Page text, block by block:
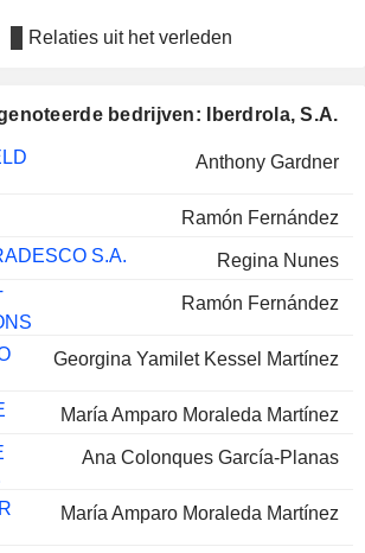
Relaties uit het verleden
bedrijven: Iberdrola, S.A.
Anthony Gardner
Ramón Fernández
S.A.
Regina Nunes
Ramón Fernández
Georgina Yamilet Kessel Martínez
María Amparo Moraleda Martínez
Ana Colonques García-Planas
María Amparo Moraleda Martínez